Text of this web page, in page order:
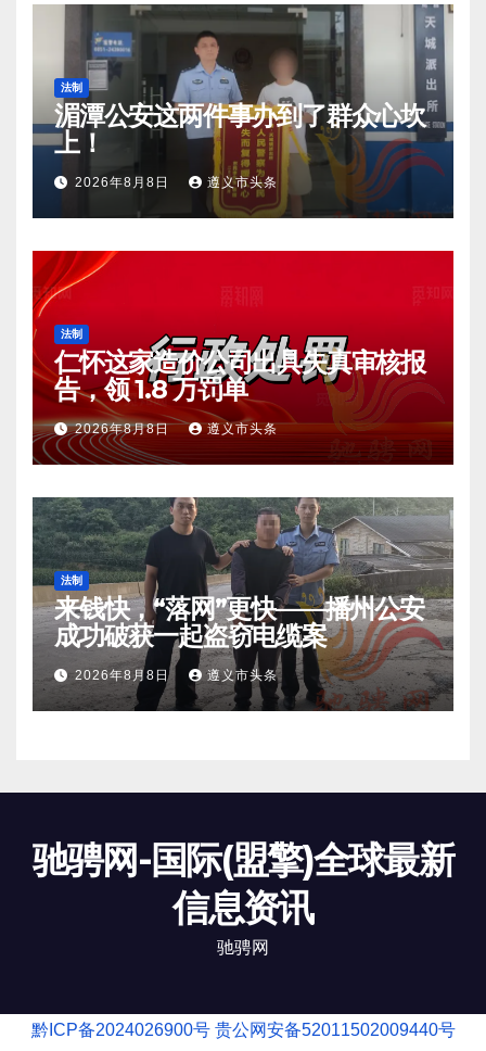
法制
湄潭公安这两件事办到了群众心坎
上！
2026年8月8日 遵义市头条
法制
仁怀这家造价公司出具失真审核报
告，领 1.8 万罚单
2026年8月8日 遵义市头条
法制
来钱快，“落网”更快——播州公安
成功破获一起盗窃电缆案
2026年8月8日 遵义市头条
驰骋网-国际(盟擎)全球最新
信息资讯
驰骋网
黔ICP备2024026900号 贵公网安备52011502009440号